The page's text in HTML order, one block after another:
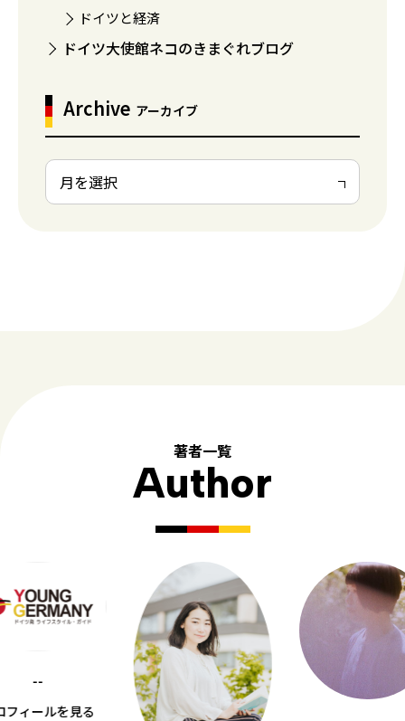
ドイツと経済
ドイツ大使館ネコのきまぐれブログ
Archive アーカイブ
著者一覧
Author
--
フィールを見る